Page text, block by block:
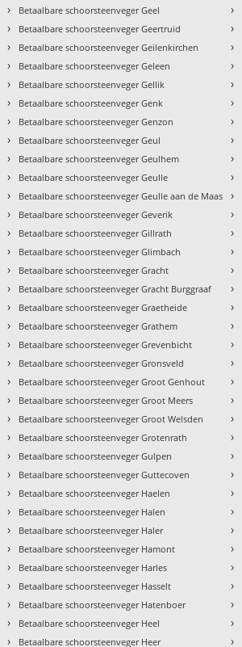
› Betaalbare schoorsteenveger Geel
› Betaalbare schoorsteenveger Geertruid
› Betaalbare schoorsteenveger Geilenkirchen
› Betaalbare schoorsteenveger Geleen
› Betaalbare schoorsteenveger Gellik
› Betaalbare schoorsteenveger Genk
› Betaalbare schoorsteenveger Genzon
› Betaalbare schoorsteenveger Geul
› Betaalbare schoorsteenveger Geulhem
› Betaalbare schoorsteenveger Geulle
› Betaalbare schoorsteenveger Geulle aan de Maas
› Betaalbare schoorsteenveger Geverik
› Betaalbare schoorsteenveger Gillrath
› Betaalbare schoorsteenveger Glimbach
› Betaalbare schoorsteenveger Gracht
› Betaalbare schoorsteenveger Gracht Burggraaf
› Betaalbare schoorsteenveger Graetheide
› Betaalbare schoorsteenveger Grathem
› Betaalbare schoorsteenveger Grevenbicht
› Betaalbare schoorsteenveger Gronsveld
› Betaalbare schoorsteenveger Groot Genhout
› Betaalbare schoorsteenveger Groot Meers
› Betaalbare schoorsteenveger Groot Welsden
› Betaalbare schoorsteenveger Grotenrath
› Betaalbare schoorsteenveger Gulpen
› Betaalbare schoorsteenveger Guttecoven
› Betaalbare schoorsteenveger Haelen
› Betaalbare schoorsteenveger Halen
› Betaalbare schoorsteenveger Haler
› Betaalbare schoorsteenveger Hamont
› Betaalbare schoorsteenveger Harles
› Betaalbare schoorsteenveger Hasselt
› Betaalbare schoorsteenveger Hatenboer
› Betaalbare schoorsteenveger Heel
› Betaalbare schoorsteenveger Heer
›
›
›
›
›
›
›
›
›
›
›
›
›
›
›
›
›
›
›
›
›
›
›
›
›
›
›
›
›
›
›
›
›
›
›